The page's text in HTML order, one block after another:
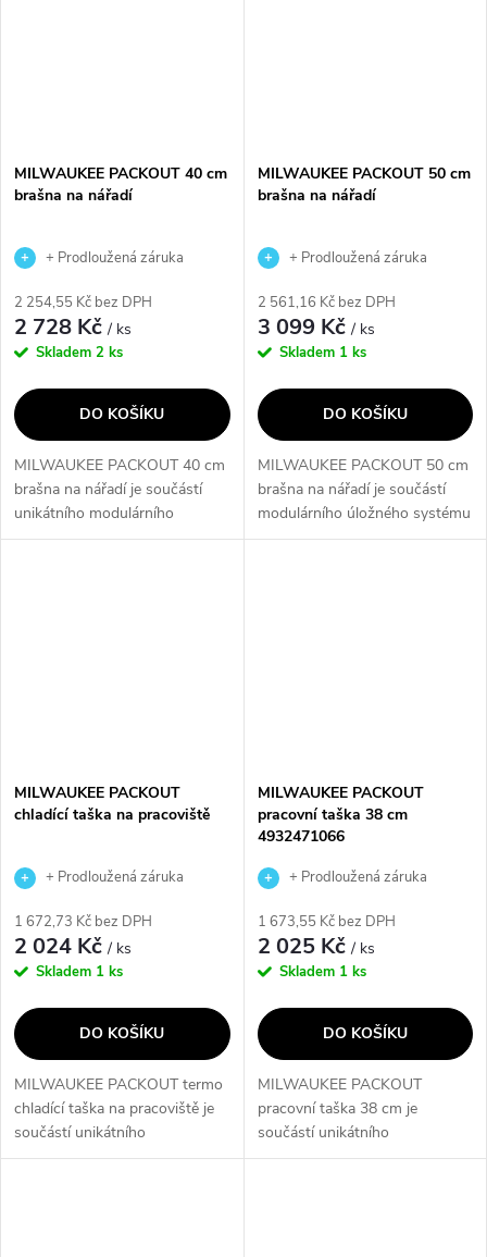
MILWAUKEE PACKOUT 40 cm
brašna na nářadí
+ Prodloužená záruka
2 254,55 Kč bez DPH
2 728 Kč/ ks
Skladem 2 ks
DO KOŠÍKU
MILWAUKEE PACKOUT 40 cm
brašna na nářadí je součástí
unikátního modulárního
úložného systému PACKOUT,
MILWAUKEE PACKOUT 50 cm
brašna na nářadí
+ Prodloužená záruka
2 561,16 Kč bez DPH
3 099 Kč/ ks
Skladem 1 ks
DO KOŠÍKU
MILWAUKEE PACKOUT 50 cm
brašna na nářadí je součástí
modulárního úložného systému
PACKOUT™, který umožňuje
MILWAUKEE PACKOUT
chladící taška na pracoviště
+ Prodloužená záruka
1 672,73 Kč bez DPH
2 024 Kč/ ks
Skladem 1 ks
DO KOŠÍKU
MILWAUKEE PACKOUT termo
chladící taška na pracoviště je
součástí unikátního
modulárního úložného systému
MILWAUKEE PACKOUT
pracovní taška 38 cm
4932471066
+ Prodloužená záruka
1 673,55 Kč bez DPH
2 025 Kč/ ks
Skladem 1 ks
DO KOŠÍKU
MILWAUKEE PACKOUT
pracovní taška 38 cm je
součástí unikátního
modulárního úložného systému